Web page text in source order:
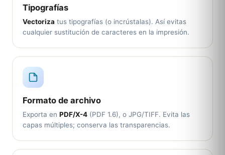
Tipografías
Vectoriza tus tipografías (o incrústalas). Así evitas
cualquier sustitución de caracteres en la impresión.
Formato de archivo
Exporta en PDF/X-4 (PDF 1.6), o JPG/TIFF. Evita las
capas múltiples; conserva las transparencias.